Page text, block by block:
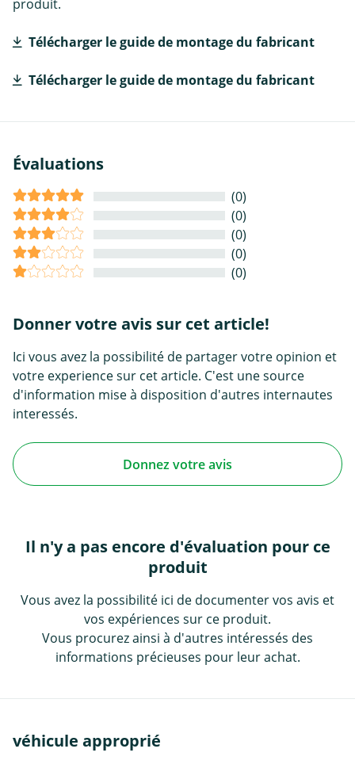
produit.
Télécharger le guide de montage du fabricant
Télécharger le guide de montage du fabricant
Évaluations
(0)
(0)
(0)
(0)
(0)
Donner votre avis sur cet article!
Ici vous avez la possibilité de partager votre opinion et
votre experience sur cet article. C'est une source
d'information mise à disposition d'autres internautes
interessés.
Donnez votre avis
Il n'y a pas encore d'évaluation pour ce
produit
Vous avez la possibilité ici de documenter vos avis et
vos expériences sur ce produit.
Vous procurez ainsi à d'autres intéressés des
informations précieuses pour leur achat.
véhicule approprié